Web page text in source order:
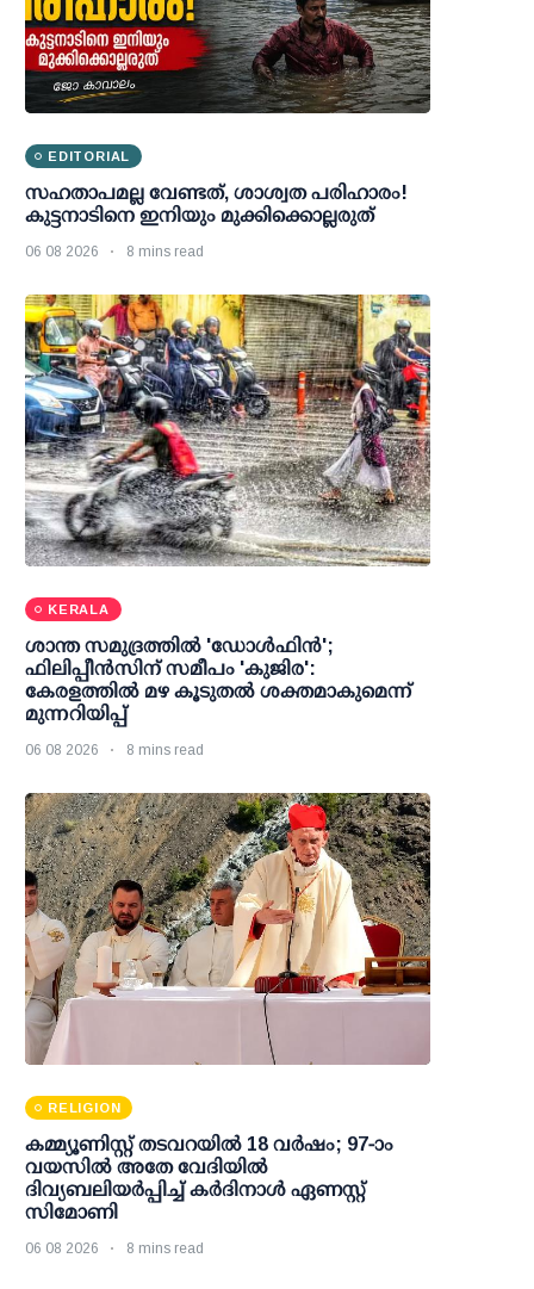
EDITORIAL
സഹതാപമല്ല വേണ്ടത്, ശാശ്വത പരിഹാരം!
കുട്ടനാടിനെ ഇനിയും മുക്കിക്കൊല്ലരുത്
06 08 2026 8 mins read
KERALA
ശാന്ത സമുദ്രത്തില്‍ 'ഡോള്‍ഫിന്‍';
ഫിലിപ്പീന്‍സിന് സമീപം 'കുജിര':
കേരളത്തില്‍ മഴ കൂടുതല്‍ ശക്തമാകുമെന്ന്
മുന്നറിയിപ്പ്
06 08 2026 8 mins read
RELIGION
കമ്മ്യൂണിസ്റ്റ് തടവറയില്‍ 18 വര്‍ഷം; 97-ാം
വയസില്‍ അതേ വേദിയില്‍
ദിവ്യബലിയര്‍പ്പിച്ച് കര്‍ദിനാള്‍ ഏണസ്റ്റ്
സിമോണി
06 08 2026 8 mins read